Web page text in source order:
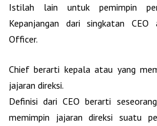
Istilah lain untuk pemimpin
Kepanjangan dari singkatan
Officer.
Chief berarti kepala atau yang
jajaran direksi.
Definisi dari CEO berarti
memimpin jajaran direksi suatu